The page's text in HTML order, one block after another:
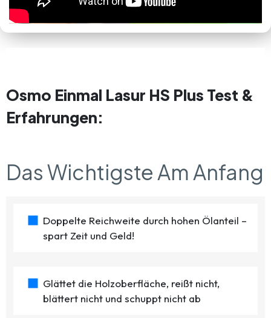
Osmo Einmal Lasur HS Plus Test &
Erfahrungen:
Das Wichtigste Am Anfang
Doppelte Reichweite durch hohen Ölanteil –
spart Zeit und Geld!
Glättet die Holzoberfläche, reißt nicht,
blättert nicht und schuppt nicht ab